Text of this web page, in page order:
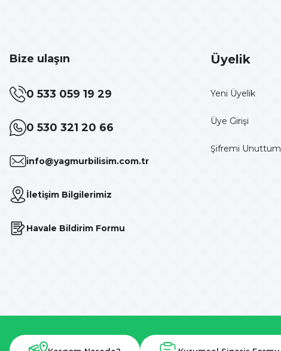
Bize ulaşın
0 533 059 19 29
0 530 321 20 66
info@yagmurbilisim.com.tr
İletişim Bilgilerimiz
Havale Bildirim Formu
Üyelik
Yeni Üyelik
Üye Girişi
Şifremi Unuttum